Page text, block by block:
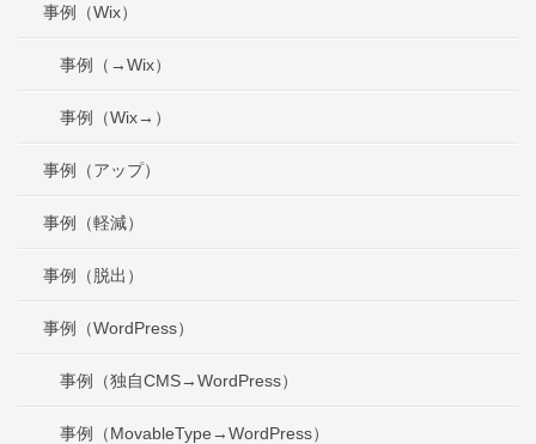
事例（Wix）
事例（→Wix）
事例（Wix→）
事例（アップ）
事例（軽減）
事例（脱出）
事例（WordPress）
事例（独自CMS→WordPress）
事例（MovableType→WordPress）